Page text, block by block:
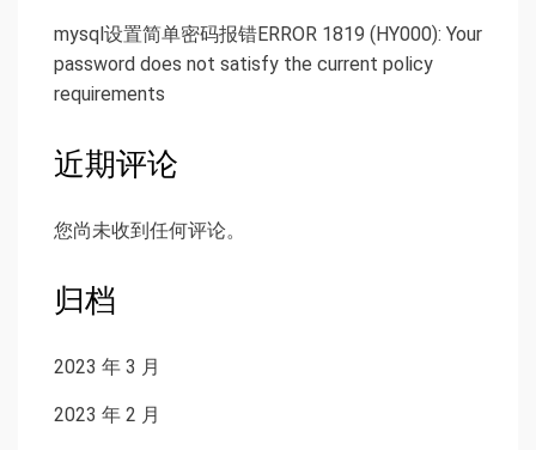
mysql设置简单密码报错ERROR 1819 (HY000): Your
password does not satisfy the current policy
requirements
近期评论
您尚未收到任何评论。
归档
2023 年 3 月
2023 年 2 月